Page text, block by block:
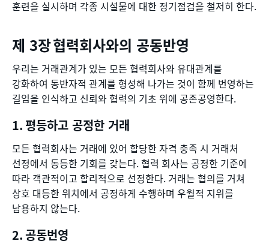
훈련을 실시하며 각종 시설물에 대한 정기점검을 철저히 한다.
협력회사와의 공동반영
우리는 거래관계가 있는 모든 협력회사와 유대관계를
강화하여 동반자적 관계를 형성해 나가는 것이 함께 번영하는
길임을 인식하고 신뢰와 협력의 기초 위에 공존공영한다.
평등하고 공정한 거래
모든 협력회사는 거래에 있어 합당한 자격 충족 시 거래처
선정에서 동등한 기회를 갖는다. 협력 회사는 공정한 기준에
따라 객관적이고 합리적으로 선정한다. 거래는 협의를 거쳐
상호 대등한 위치에서 공정하게 수행하며 우월적 지위를
남용하지 않는다.
공동번영